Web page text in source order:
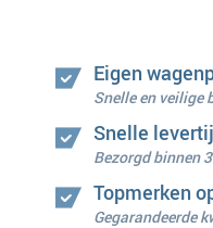
Eigen
Snelle en veilige
Snelle
Bezorgd binnen
Topmerken
Gegarandeerde